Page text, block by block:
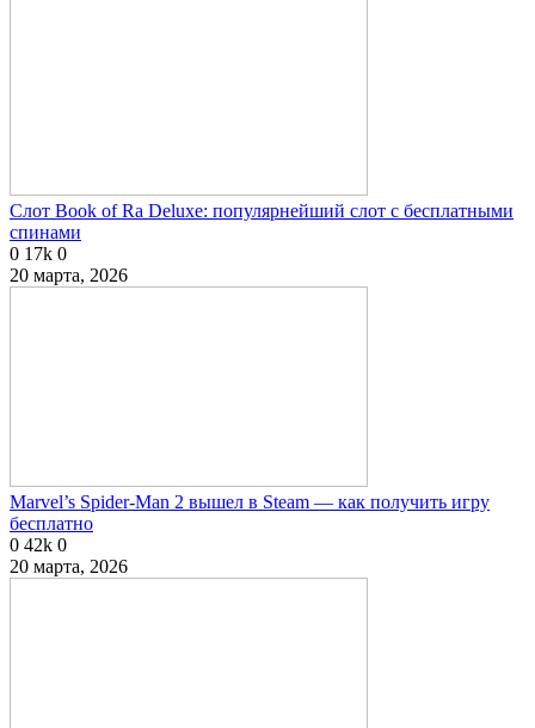
Слот Book of Ra Deluxe: популярнейший слот с бесплатными
спинами
0 17k 0
20 марта, 2026
Marvel’s Spider-Man 2 вышел в Steam — как получить игру
бесплатно
0 42k 0
20 марта, 2026